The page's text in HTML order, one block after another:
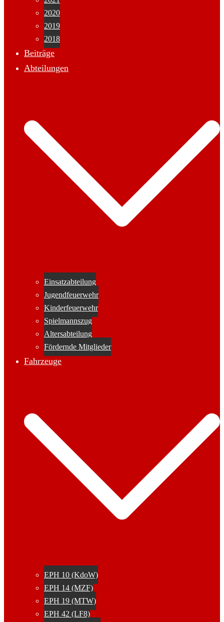
2020
2019
2018
Beiträge
Abteilungen
Einsatzabteilung
Jugendfeuerwehr
Kinderfeuerwehr
Spielmannszug
Altersabteilung
Fördernde Mitglieder
Fahrzeuge
EPH 10 (KdoW)
EPH 14 (MZF)
EPH 19 (MTW)
EPH 42 (LF8)